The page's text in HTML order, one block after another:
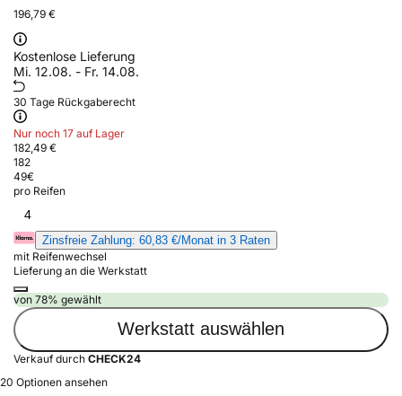
196,79 €
Kostenlose Lieferung
Mi. 12.08. - Fr. 14.08.
30 Tage Rückgaberecht
Nur noch 17 auf Lager
182,49 €
182
49€
pro Reifen
4
Zinsfreie Zahlung: 60,83 €/Monat in 3 Raten
mit Reifenwechsel
Lieferung an die Werkstatt
von 78% gewählt
Werkstatt auswählen
Verkauf durch CHECK24
20 Optionen ansehen